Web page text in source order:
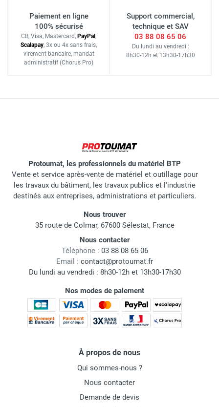
Paiement en ligne
100% sécurisé
CB, Visa, Mastercard, PayPal,
Scalapay, 3x ou 4x sans frais,
virement bancaire, mandat
administratif (Chorus Pro)
Support commercial,
technique et SAV
03 88 08 65 06
Du lundi au vendredi :
8h30-12h et 13h30-17h30
Protoumat, les professionnels du matériel BTP
Vente et service après-vente de matériel et outillage pour
les travaux du bâtiment, les travaux publics et l'industrie
destinés aux entreprises, administrations et particuliers.
Nous trouver
35 route de Colmar, 67600 Sélestat, France
Nous contacter
Téléphone : 03 88 08 65 06
Email : contact@protoumat.fr
Du lundi au vendredi : 8h30-12h et 13h30-17h30
Nos modes de paiement
À propos de nous
Qui sommes-nous ?
Nous contacter
Demande de devis